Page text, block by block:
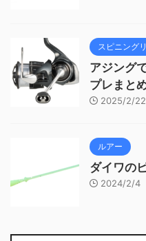
スピニング
アジング
プレまと
2025/2/22
ルアー
ダイワの
2024/2/4